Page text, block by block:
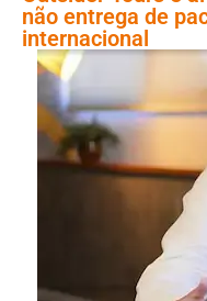
não entrega de
internacional